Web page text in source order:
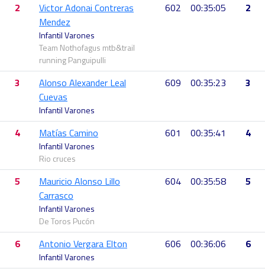
2
Victor Adonai Contreras
Mendez
Infantil Varones
Team Nothofagus mtb&trail
running Panguipulli
602 00:35:05 2
3
Alonso Alexander Leal
Cuevas
Infantil Varones
609 00:35:23 3
4 Matías Camino
Infantil Varones
Rio cruces
601 00:35:41 4
5
Mauricio Alonso Lillo
Carrasco
Infantil Varones
De Toros Pucón
604 00:35:58 5
6 Antonio Vergara Elton
Infantil Varones
606 00:36:06 6